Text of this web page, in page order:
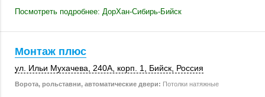
Посмотреть подробнее: ДорХан-Сибирь-Бийск
Монтаж плюс
ул. Ильи Мухачева 240А корп. 1 Бийск Россия
Ворота, рольставни, автоматические двери: Потолки натяжные